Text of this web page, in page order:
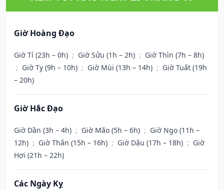
Giờ Hoàng Đạo
Giờ Tí (23h – 0h) ; Giờ Sửu (1h – 2h) ; Giờ Thìn (7h – 8h)
; Giờ Tỵ (9h – 10h) ; Giờ Mùi (13h – 14h) ; Giờ Tuất (19h
– 20h)
Giờ Hắc Đạo
Giờ Dần (3h – 4h) ; Giờ Mão (5h – 6h) ; Giờ Ngọ (11h –
12h) ; Giờ Thân (15h – 16h) ; Giờ Dậu (17h – 18h) ; Giờ
Hợi (21h – 22h)
Các Ngày Kỵ